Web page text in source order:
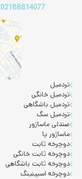
02188814077
تردمیل
تردمیل خانگی
تردمیل باشگاهی
تردمیل سگ
صندلی ماساژور
ماساژور پا
دوچرخه ثابت
دوچرخه ثابت خانگی
دوچرخه ثابت باشگاهی
دوچرخه اسپینینگ